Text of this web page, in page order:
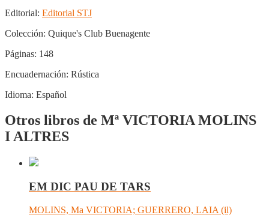
Editorial: Editorial STJ
Colección: Quique's Club Buenagente
Páginas: 148
Encuadernación: Rústica
Idioma: Español
Otros libros de Mª VICTORIA MOLINS
I ALTRES
EM DIC PAU DE TARS
MOLINS, Ma VICTORIA; GUERRERO, LAIA (il)